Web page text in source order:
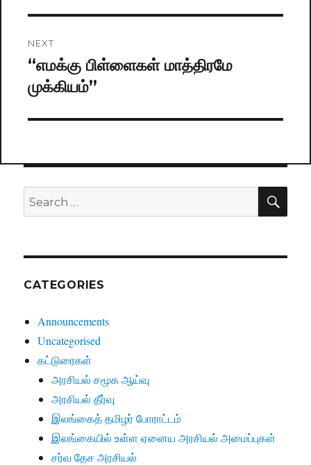
NEXT
Next
post:
“எமக்கு பிள்ளைகள் மாத்திரமே
முக்கியம்”
Search
for:
CATEGORIES
Announcements
Uncategorised
கட்டுரைகள்
அரசியல் சமூக ஆய்வு
அரசியல் தீர்வு
இலங்கைத் தமிழர் போராட்டம்
இலங்கையில் உள்ள ஏனைய அரசியல் அமைப்புகள்
சர்வ தேச அரசியல்